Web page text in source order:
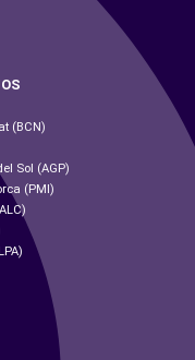
(BCN)
Sol (AGP)
(PMI)